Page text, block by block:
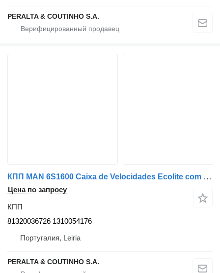
PERALTA & COUTINHO S.A.
КПП MAN 6S1600 Caixa de Velocidades Ecolite com Travão Telma 81320036726 для грузовика MAN
Цена по запросу
КПП
81320036726 1310054176
Португалия, Leiria
PERALTA & COUTINHO S.A.